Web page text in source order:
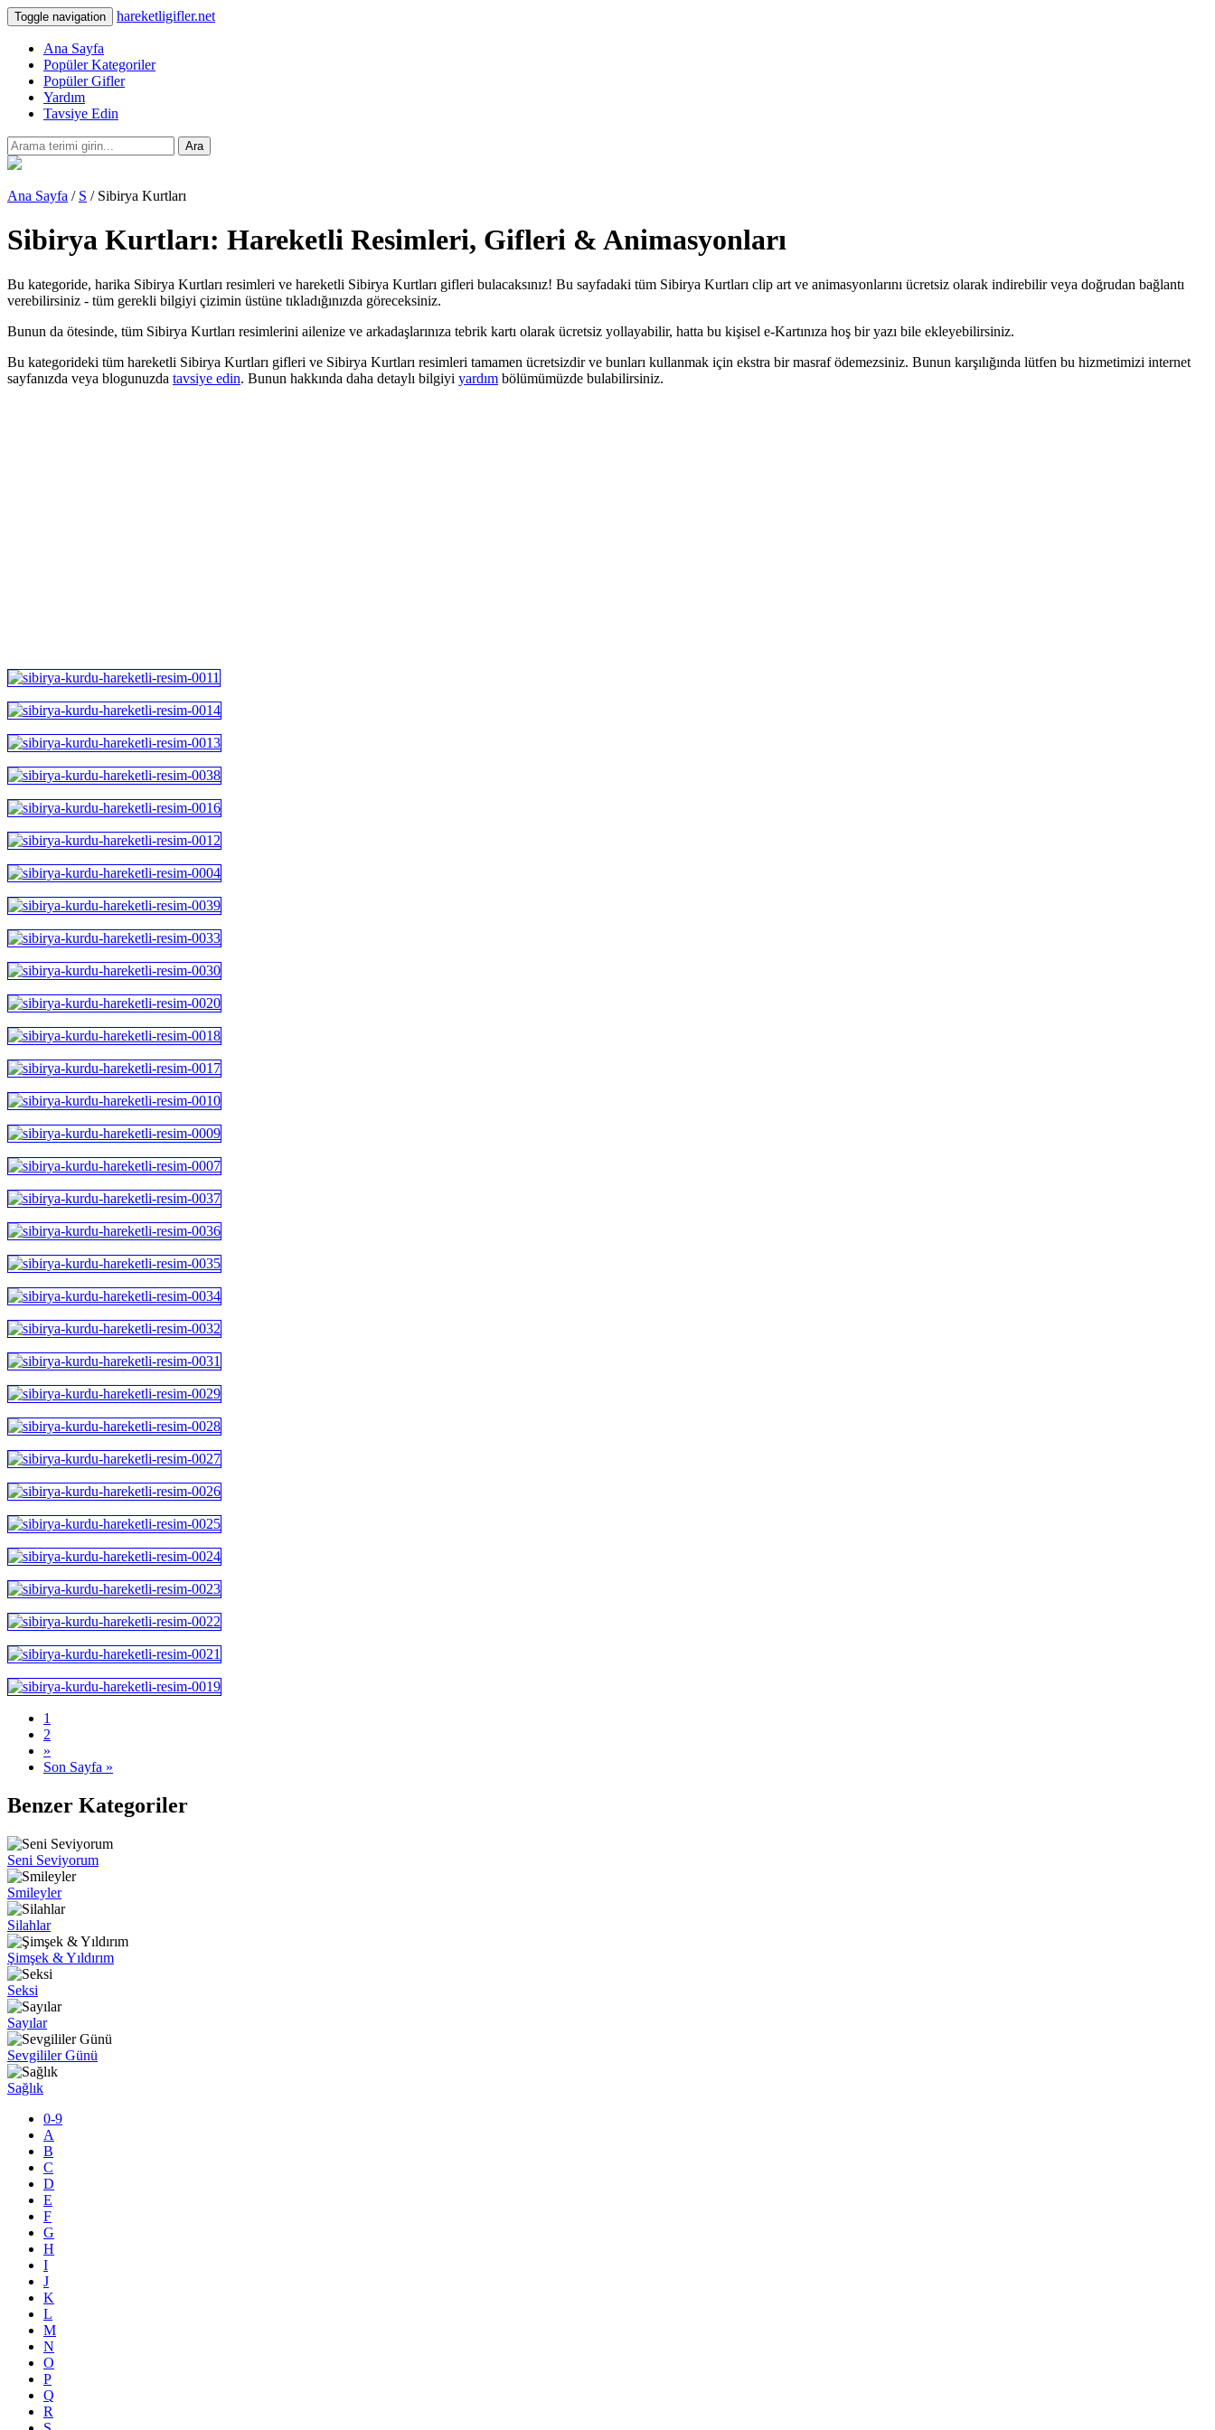
Toggle navigation hareketligifler.net
Ana Sayfa
Popüler Kategoriler
Popüler Gifler
Yardım
Tavsiye Edin
Ara
Ana Sayfa / S / Sibirya Kurtları
Sibirya Kurtları: Hareketli Resimleri, Gifleri & Animasyonları
Bu kategoride, harika Sibirya Kurtları resimleri ve hareketli Sibirya Kurtları gifleri bulacaksınız! Bu sayfadaki tüm Sibirya Kurtları clip art ve animasyonlarını ücretsiz olarak indirebilir veya doğrudan bağlantı
verebilirsiniz - tüm gerekli bilgiyi çizimin üstüne tıkladığınızda göreceksiniz.
Bunun da ötesinde, tüm Sibirya Kurtları resimlerini ailenize ve arkadaşlarınıza tebrik kartı olarak ücretsiz yollayabilir, hatta bu kişisel e-Kartınıza hoş bir yazı bile ekleyebilirsiniz.
Bu kategorideki tüm hareketli Sibirya Kurtları gifleri ve Sibirya Kurtları resimleri tamamen ücretsizdir ve bunları kullanmak için ekstra bir masraf ödemezsiniz. Bunun karşılığında lütfen bu hizmetimizi internet
sayfanızda veya blogunuzda tavsiye edin. Bunun hakkında daha detaylı bilgiyi yardım bölümümüzde bulabilirsiniz.
1
2
»
Son Sayfa »
Benzer Kategoriler
Seni Seviyorum
Smileyler
Silahlar
Şimşek & Yıldırım
Seksi
Sayılar
Sevgililer Günü
Sağlık
0-9
A
B
C
D
E
F
G
H
I
J
K
L
M
N
O
P
Q
R